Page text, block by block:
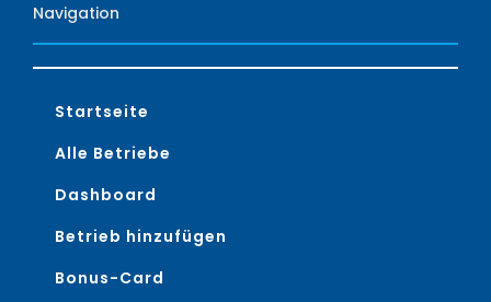
Navigation
Startseite
Alle Betriebe
Dashboard
Betrieb hinzufügen
Bonus-Card